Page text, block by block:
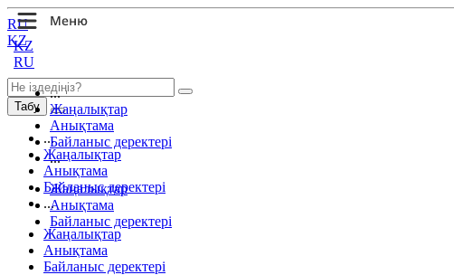
KZ
RU
...
Жаңалықтар
Анықтама
Байланыс деректері
...
Жаңалықтар
Анықтама
Байланыс деректері
RU
KZ
Табу
...
Жаңалықтар
Анықтама
Байланыс деректері
...
Жаңалықтар
Анықтама
Байланыс деректері